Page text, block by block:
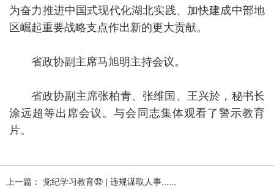
为奋力推进中国式现代化湖北实践、加快建成中部地
区崛起重要战略支点作出新的更大贡献。
省政协副主席马旭明主持会议。
省政协副主席张柏青、张维国、王兴於，秘书长
涂远超等出席会议。与会同志集体观看了警示教育
片。
上一篇： 党纪学习教育㉜ | 违规谋取人事......